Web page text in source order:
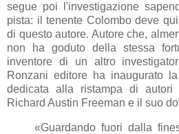
segue poi l'investigazione
pista: il tenente Colombo deve
di questo autore. Autore che,
non ha goduto della stessa
inventore di un altro
Ronzani editore ha inaugurato
dedicata alla ristampa di autori
Richard Austin Freeman e il suo
«Guardando fuori dalla